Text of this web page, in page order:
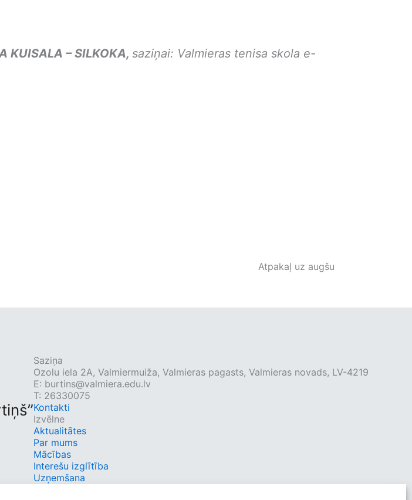
KUISALA – SILKOKA, saziņai: Valmieras tenisa skola e-
Atpakaļ uz augšu
Saziņa
Ozolu iela 2A, Valmiermuiža, Valmieras pagasts, Valmieras novads, LV-4219
E: burtins@valmiera.edu.lv
T: 26330075
Kontakti
Izvēlne
Aktualitātes
Par mums
Mācības
Interešu izglītība
Uzņemšana